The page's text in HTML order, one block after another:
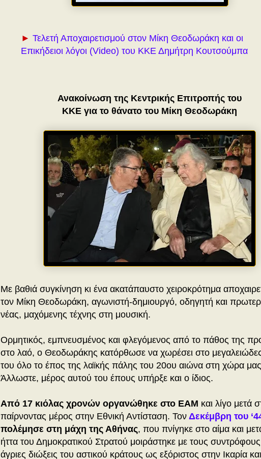
► Τελετή Αποχαιρετισμού στον Μίκη Θεοδωράκη και οι
Επικήδειοι λόγοι (Video) του ΚΚΕ Δημήτρη Κουτσούμπα
Ανακοίνωση της Κεντρικής Επιτροπής του
ΚΚΕ για το θάνατο του Μίκη Θεοδωράκη
Με βαθιά συγκίνηση κι ένα ακατάπαυστο χειροκρότημα
τον Μίκη Θεοδωράκη, αγωνιστή-δημιουργό, οδηγητή και
νέας, μαχόμενης τέχνης στη μουσική.
Ορμητικός, εμπνευσμένος και φλεγόμενος από το πάθος της
στο λαό, ο Θεοδωράκης κατόρθωσε να χωρέσει στο
του όλο το έπος της λαϊκής πάλης του 20ου αιώνα στη χώρα
Άλλωστε, μέρος αυτού του έπους υπήρξε και ο ίδιος.
Από 17 κιόλας χρονών οργανώθηκε στο ΕΑΜ και λίγο μετά
παίρνοντας μέρος στην Εθνική Αντίσταση. Τον Δεκέμβρη του
πολέμησε στη μάχη της Αθήνας, που πνίγηκε στο αίμα και
ήττα του Δημοκρατικού Στρατού μοιράστηκε με τους συντρόφους
άγριες διώξεις του αστικού κράτους ως εξόριστος στην Ικαρία